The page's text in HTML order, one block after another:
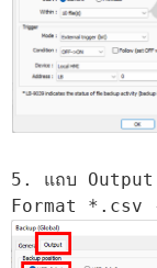
5. แถบ Output
Format *.csv